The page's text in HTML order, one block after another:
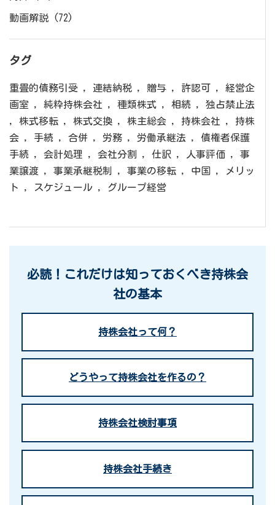
動画解説 (72)
タグ
重畳的債務引受 , 連結納税 , 贈与 , 許認可 , 経営企
画室 , 純粋持株会社 , 種類株式 , 相続 , 独占禁止法
, 株式移転 , 株式交換 , 株主総会 , 持株会社 , 持株
会 , 手続 , 合併 , 労務 , 労働承継法 , 債権者保護
手続 , 会計処理 , 会社分割 , 仕訳 , 人事評価 , 事
業譲渡 , 事業承継税制 , 事業の移転 , 中国 ,
メリッ
ト
, スケジュール , グループ経営
必読！これだけは知っておくべき持株会
社の基本
持株会社って何？
どうやって持株会社を作るの？
持株会社検討事項
持株会社手続き